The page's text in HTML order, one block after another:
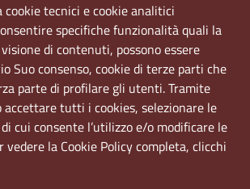
Napoli NA
58 80143 Napoli NA
tecnici e cookie analitici
specifiche funzionalità quali la
di contenuti, possono essere
Suo consenso, cookie di terze parti che
parte di profilare gli utenti. Tramite
accettare tutti i cookies, selezionare le
cui consente l’utilizzo e/o modificare le
vedere la Cookie Policy completa, clicchi